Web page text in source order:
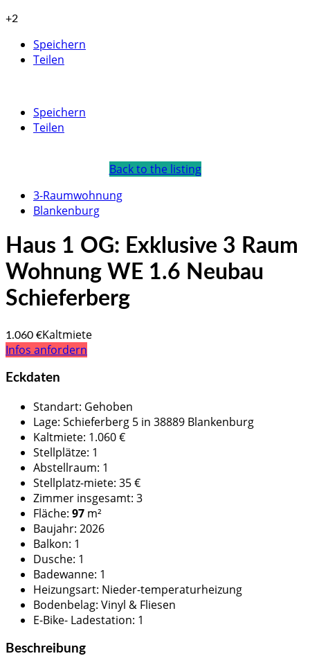
+2
Speichern
Teilen
Speichern
Teilen
Back to the listing
3-Raumwohnung
Blankenburg
Haus 1 OG: Exklusive 3 Raum
Wohnung WE 1.6 Neubau
Schieferberg
1.060 €Kaltmiete
Infos anfordern
Eckdaten
Standart: Gehoben
Lage: Schieferberg 5 in 38889 Blankenburg
Kaltmiete: 1.060 €
Stellplätze: 1
Abstellraum: 1
Stellplatz-miete: 35 €
Zimmer insgesamt: 3
Fläche: 97 m²
Baujahr: 2026
Balkon: 1
Dusche: 1
Badewanne: 1
Heizungsart: Nieder-temperaturheizung
Bodenbelag: Vinyl & Fliesen
E-Bike- Ladestation: 1
Beschreibung